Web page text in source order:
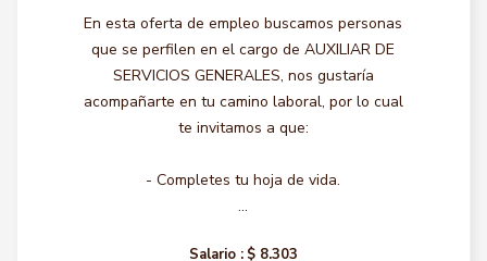
En esta oferta de empleo buscamos personas
que se perfilen en el cargo de AUXILIAR DE
SERVICIOS GENERALES, nos gustaría
acompañarte en tu camino laboral, por lo cual
te invitamos a que:
- Completes tu hoja de vida.
...
Salario : $ 8.303